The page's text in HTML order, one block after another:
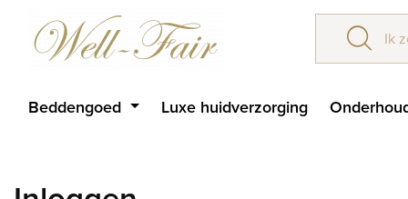
Beddengoed Luxe huidverzorging